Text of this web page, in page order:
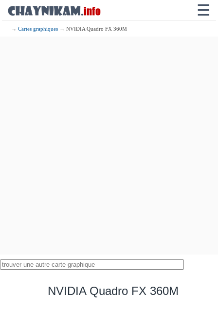
☰
→Cartes graphiques → NVIDIA Quadro FX 360M
NVIDIA Quadro FX 360M